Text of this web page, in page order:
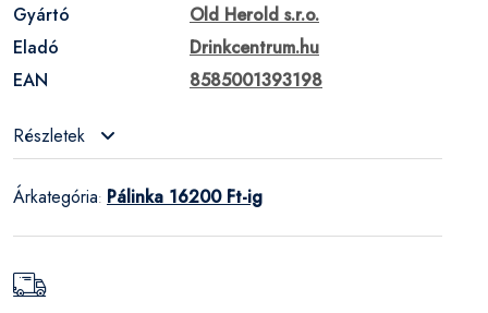
Gyártó
Old Herold s.r.o.
Eladó
Drinkcentrum.hu
EAN
8585001393198
Részletek
Árkategória: Pálinka 16200 Ft-ig